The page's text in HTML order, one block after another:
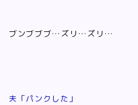
ブンブブブ…ズリ…ズリ…
夫「パンクした」